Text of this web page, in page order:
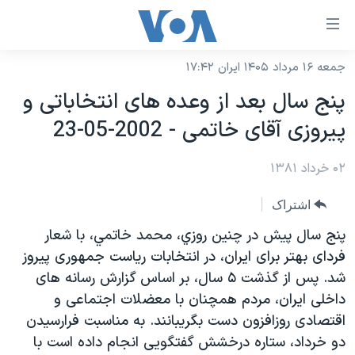
لینکهای
دسترسی
جهش
محتوای
اصلی
اصلی
جهش
به
جستجو
نسخه سبک وب‌سایت
موضوع ها
ایران
آمریکا
جهان
ورزشی
گزیده‌ها
ویژه برنامه‌ها
ویدیوها
برنامه های تلویزیونی
جدول برنامه ها
صفحه‌های ویژه
جام جهانی ۲۰۲۶
عملیات خشم حماسی
۲۵۰سالگی آمریکا
بایگانی برنامه‌های تلویزیونی
فرکانس‌های صدای آمریکا
پخش رادیویی
یادگیری زبان انگلیسی
جمعه ۱۶ مرداد ۱۴۰۵ ایران ۱۷:۴۲
پنج سال بعد از وعده های انتخاباتی و
پيروزی آقای خاتمی - 2002-05-23
۰۲ خرداد ۱۳۸۱
اشتراک
پنج سال پيش در چنين روزي، محمد خاتمي، با شعار
فردای بهتر برای ايران، در انتخابات رياست جمهوری پيروز
شد. پس از گذشت ۵ سال، بر اساس گزارش رسانه های
داخلی ايران، مردم همچنان با معضلات اجتماعی و
اقتصادی روزافزون دست بگريبانند. به مناسبت فرارسيدن
دو خرداد، ستاره درخشش گفتگويی انجام داده است با